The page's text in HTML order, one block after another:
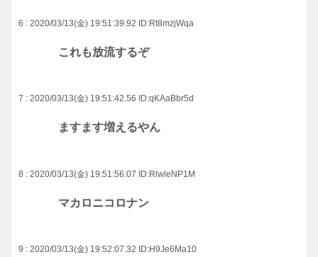
6 : 2020/03/13(金) 19:51:39.92 ID:Rt8mzjWqa
これも放流するぞ
7 : 2020/03/13(金) 19:51:42.56 ID:qKAaBbr5d
ますます増えるやん
8 : 2020/03/13(金) 19:51:56.07 ID:RlwleNP1M
マカロニコロナン
9 : 2020/03/13(金) 19:52:07.32 ID:H9Je6Ma10